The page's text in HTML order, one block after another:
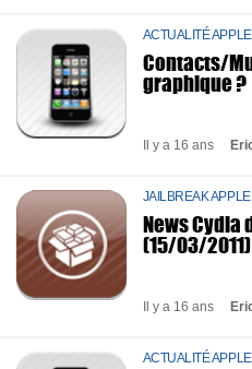
ACTUALITÉ APPLE
Contacts/
graphique ?
Il y a 16 ans
JAILBREAK APPLE
News Cydia
(15/03/2011)
Il y a 16 ans
ACTUALITÉ APPLE